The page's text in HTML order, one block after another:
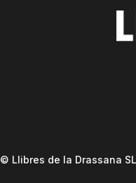
© Llibres de la Drassana